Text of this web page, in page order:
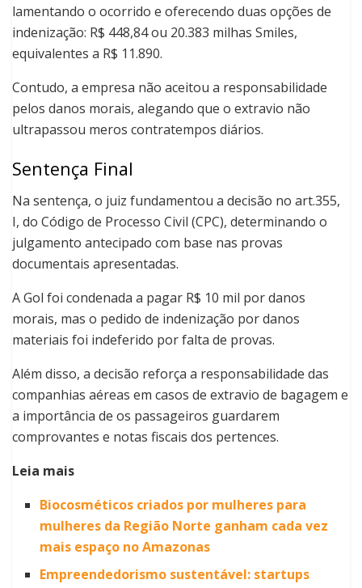
lamentando o ocorrido e oferecendo duas opções de
indenização: R$ 448,84 ou 20.383 milhas Smiles,
equivalentes a R$ 11.890.
Contudo, a empresa não aceitou a responsabilidade
pelos danos morais, alegando que o extravio não
ultrapassou meros contratempos diários.
Sentença Final
Na sentença, o juiz fundamentou a decisão no art.355,
I, do Código de Processo Civil (CPC), determinando o
julgamento antecipado com base nas provas
documentais apresentadas.
A Gol foi condenada a pagar R$ 10 mil por danos
morais, mas o pedido de indenização por danos
materiais foi indeferido por falta de provas.
Além disso, a decisão reforça a responsabilidade das
companhias aéreas em casos de extravio de bagagem e
a importância de os passageiros guardarem
comprovantes e notas fiscais dos pertences.
Leia mais
Biocosméticos criados por mulheres para
mulheres da Região Norte ganham cada vez
mais espaço no Amazonas
Empreendedorismo sustentável: startups